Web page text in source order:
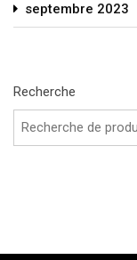
septembre 2023
Recherche